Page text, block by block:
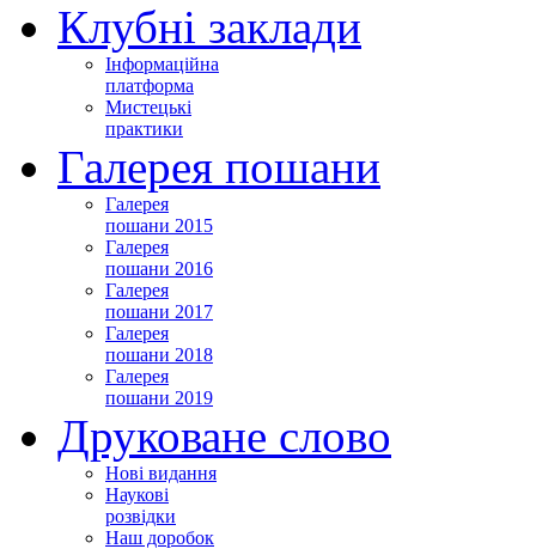
Клубні заклади
Інформаційна
платформа
Мистецькі
практики
Галерея пошани
Галерея
пошани 2015
Галерея
пошани 2016
Галерея
пошани 2017
Галерея
пошани 2018
Галерея
пошани 2019
Друковане слово
Нові видання
Наукові
розвідки
Наш доробок